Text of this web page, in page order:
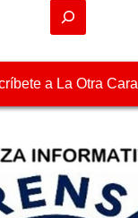
a La Otra Cara